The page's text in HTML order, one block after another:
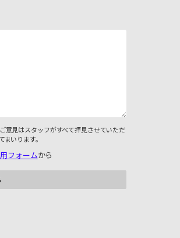
意見はスタッフがすべて拝見させていただ
いります。
フォームから